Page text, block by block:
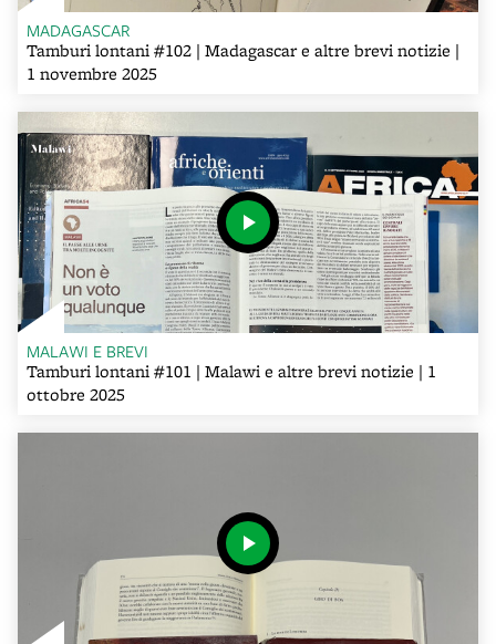
MADAGASCAR
Tamburi lontani #102 | Madagascar e altre brevi notizie |
1 novembre 2025
MALAWI E BREVI
Tamburi lontani #101 | Malawi e altre brevi notizie | 1
ottobre 2025